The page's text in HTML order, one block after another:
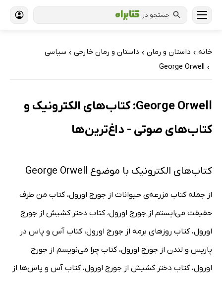
جستجو در
خانه › داستان و رمان › داستان و رمان خارجی › سیاسی
›
George Orwell
George Orwell: کتاب‌های الکترونیک و
کتاب‌های صوتی - داغ‌ترین‌ها
کتاب‌های الکترونیک با موضوع George Orwell
از جمله کتاب مزرعه‌ی حیوانات از جورج اورول، کتاب من طرف
حقیقت می‌ایستم از جورج اورول، کتاب دختر کشیش از جورج
اورول، کتاب روزهای برمه از جورج اورول، کتاب آس و پاس در
پاریس و لندن از جورج اورول، کتاب چرا می‌نویسم از جورج
اورول، کتاب دختر کشیش از جورج اورول، کتاب آس و پاس‌ها از